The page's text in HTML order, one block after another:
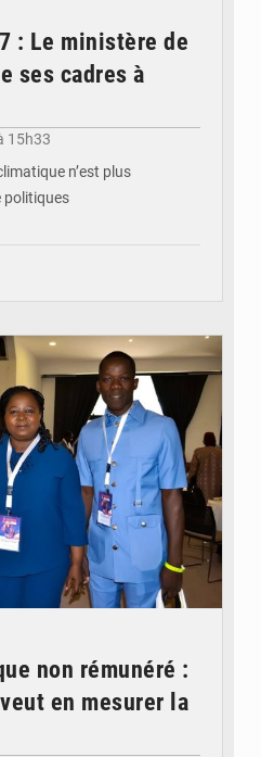
: Le ministère de
ses cadres à
15h33
n’est plus
politiques
non rémunéré :
en mesurer la